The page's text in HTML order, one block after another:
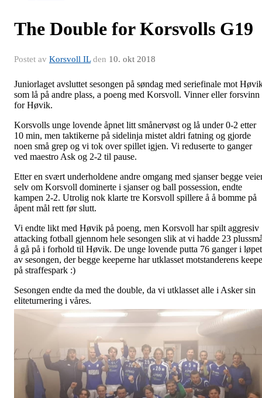
The Double for Korsvolls G19
Postet av Korsvoll ILden 10. okt 2018
Juniorlaget avsluttet sesongen på søndag med seriefinale mot
som lå på andre plass, a poeng med Korsvoll. Vinner eller forsvinn
for Høvik.
Korsvolls unge lovende åpnet litt smånervøst og lå under 0-2 etter
10 min, men taktikerne på sidelinja mistet aldri fatning og gjorde
noen små grep og vi tok over spillet igjen. Vi reduserte to ganger
ved maestro Ask og 2-2 til pause.
Etter en svært underholdene andre omgang med sjanser begge
selv om Korsvoll dominerte i sjanser og ball possession, endte
kampen 2-2. Utrolig nok klarte tre Korsvoll spillere å å bomme på
åpent mål rett før slutt.
Vi endte likt med Høvik på poeng, men Korsvoll har spilt aggresiv
attacking fotball gjennom hele sesongen slik at vi hadde 23
å gå på i forhold til Høvik. De unge lovende putta 76 ganger i løpet
av sesongen, der begge keeperne har utklasset motstanderens
på straffespark :)
Sesongen endte da med the double, da vi utklasset alle i Asker sin
eliteturnering i våres.